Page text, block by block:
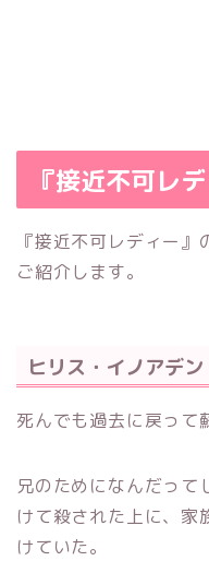
『接近不可レ
『接近不可レディー
ご紹介します。
ヒリス・イノアデン
死んでも過去に戻って
兄のためになんだって
けて殺された上に、家
けていた。